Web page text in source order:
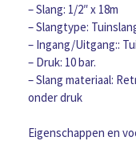
– Slang: 1/2″ x 18m
– Slangtype:
– Ingang/Uitgang::
– Druk: 10 bar.
– Slang materiaal:
onder druk
Eigenschappen en